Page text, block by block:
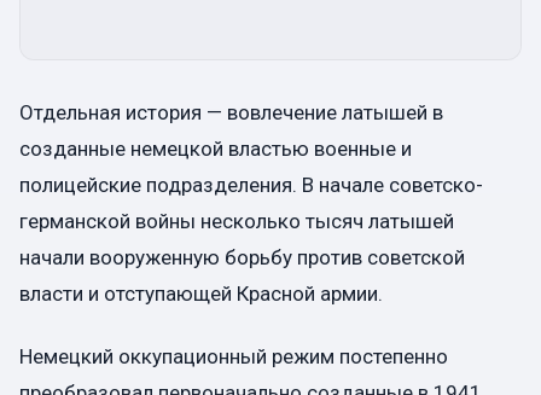
Отдельная история — вовлечение латышей в
созданные немецкой властью военные и
полицейские подразделения. В начале советско-
германской войны несколько тысяч латышей
начали вооруженную борьбу против советской
власти и отступающей Красной армии.
Немецкий оккупационный режим постепенно